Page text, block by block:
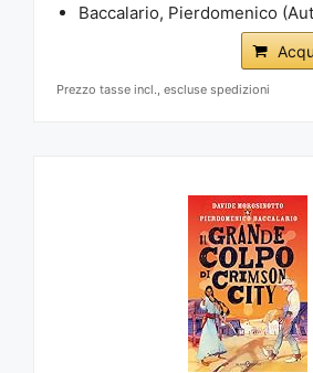
Baccalario, Pierdomenico
Prezzo tasse incl., escluse spedizioni